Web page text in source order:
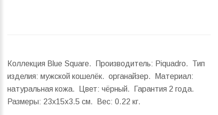
Коллекция Blue Square. Производитель: Piquadro. Тип
изделия: мужской кошелёк. органайзер. Материал:
натуральная кожа. Цвет: чёрный. Гарантия 2 года.
Размеры: 23x15x3.5 см. Вес: 0.22 кг.